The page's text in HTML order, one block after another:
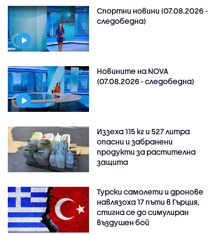
Спортни новини (07.08.2026 -
следобедна)
Новините на NOVA
(07.08.2026 - следобедна)
Иззеха 115 кг и 527 литра
опасни и забранени
продукти за растителна
защита
Турски самолети и дронове
навлязоха 17 пъти в Гърция,
стигна се до симулиран
въздушен бой